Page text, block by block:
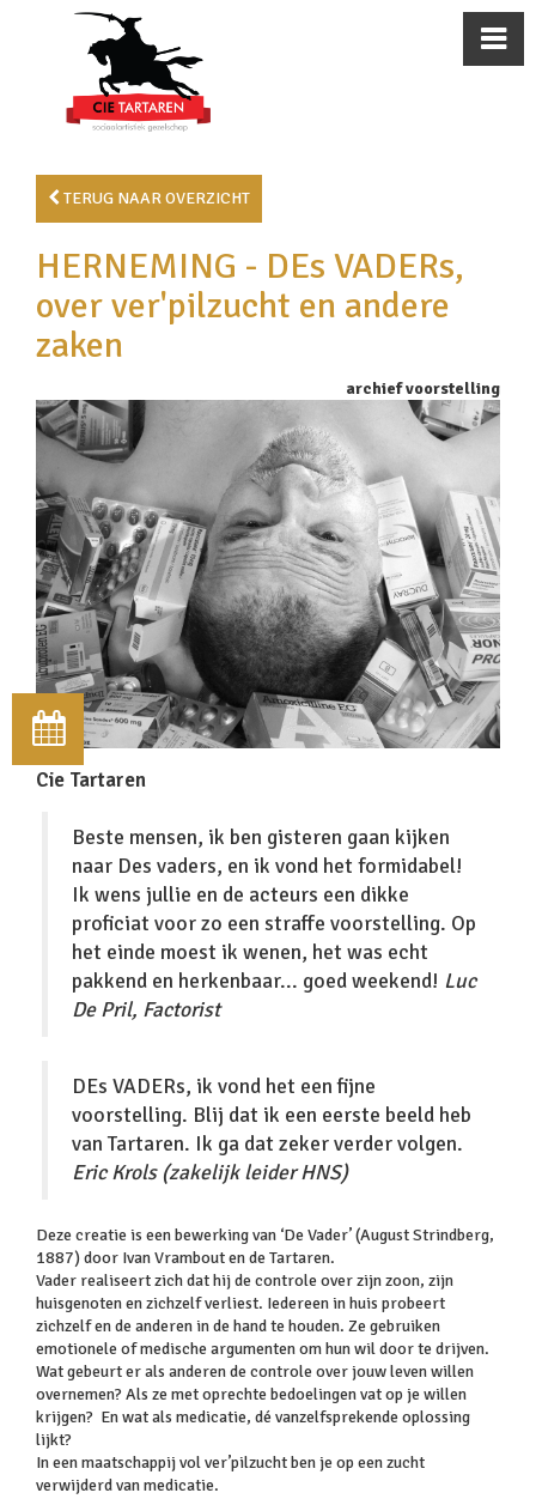
TERUG NAAR OVERZICHT
HERNEMING - DEs VADERs,
over ver'pilzucht en andere
zaken
archief voorstelling
Cie Tartaren
Beste mensen, ik ben gisteren gaan kijken
naar Des vaders, en ik vond het formidabel!
Ik wens jullie en de acteurs een dikke
proficiat voor zo een straffe voorstelling. Op
het einde moest ik wenen, het was echt
pakkend en herkenbaar... goed weekend! Luc
De Pril, Factorist
DEs VADERs, ik vond het een fijne
voorstelling. Blij dat ik een eerste beeld heb
van Tartaren. Ik ga dat zeker verder volgen.
Eric Krols (zakelijk leider HNS)
Deze creatie is een bewerking van ‘De Vader’ (August Strindberg,
1887) door Ivan Vrambout en de Tartaren.
Vader realiseert zich dat hij de controle over zijn zoon, zijn
huisgenoten en zichzelf verliest. Iedereen in huis probeert
zichzelf en de anderen in de hand te houden. Ze gebruiken
emotionele of medische argumenten om hun wil door te drijven.
Wat gebeurt er als anderen de controle over jouw leven willen
overnemen? Als ze met oprechte bedoelingen vat op je willen
krijgen? En wat als medicatie, dé vanzelfsprekende oplossing
lijkt?
In een maatschappij vol ver’pilzucht ben je op een zucht
verwijderd van medicatie.